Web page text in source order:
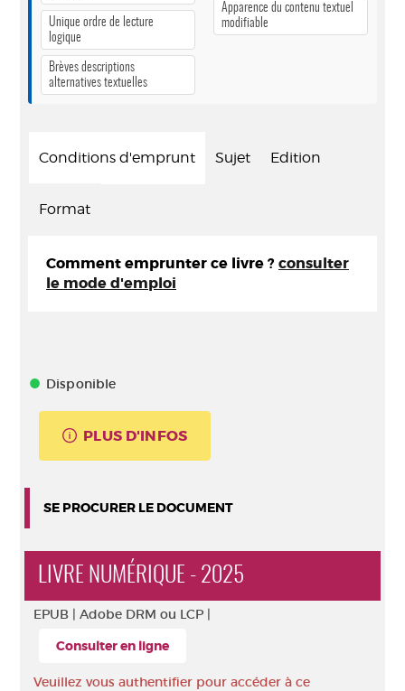
Unique ordre de lecture
logique
Brèves descriptions
alternatives textuelles
Apparence du contenu textuel
modifiable
Conditions d'emprunt Sujet Edition
Format
Comment emprunter ce livre ? consulter
le mode d'emploi
Disponible
PLUS D'INFOS
SE PROCURER LE DOCUMENT
LIVRE NUMÉRIQUE - 2025
EPUB | Adobe DRM ou LCP |
Consulter en ligne
Veuillez vous authentifier pour accéder à ce